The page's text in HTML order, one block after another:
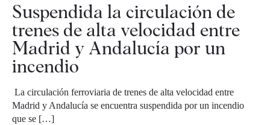
Suspendida la circulación de
trenes de alta velocidad entre
Madrid y Andalucía por un
incendio
La circulación ferroviaria de trenes de alta velocidad entre
Madrid y Andalucía se encuentra suspendida por un incendio
que se […]